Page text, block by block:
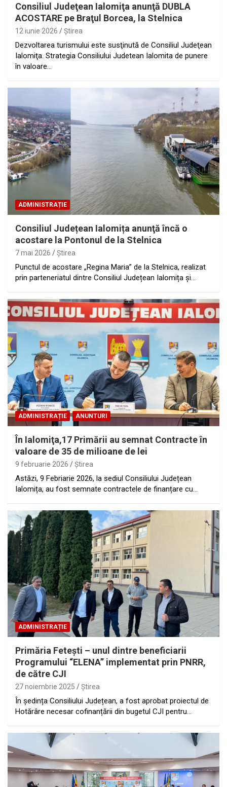
Consiliul Judeţean Ialomiţa anunţă DUBLA
ACOSTARE pe Braţul Borcea, la Stelnica
12 iunie 2026 Ştirea
Dezvoltarea turismului este susţinută de Consiliul Judeţean
Ialomiţa. Strategia Consiliului Judetean Ialomita de punere
în valoare…
ADMINISTRAȚIE
Consiliul Județean Ialomița anunţă încă o
acostare la Pontonul de la Stelnica
7 mai 2026 Ştirea
Punctul de acostare „Regina Maria” de la Stelnica, realizat
prin parteneriatul dintre Consiliul Județean Ialomița și…
ADMINISTRAȚIE ANUNTURI
În Ialomiţa,17 Primării au semnat Contracte în
valoare de 35 de milioane de lei
9 februarie 2026 Ştirea
Astăzi, 9 Febriarie 2026, la sediul Consiliului Județean
Ialomița, au fost semnate contractele de finanțare cu…
ADMINISTRAȚIE
Primăria Feteşti – unul dintre beneficiarii
Programului “ELENA” implementat prin PNRR,
de către CJI
27 noiembrie 2025 Ştirea
În ședința Consiliului Județean, a fost aprobat proiectul de
Hotărâre necesar cofinanțării din bugetul CJI pentru…